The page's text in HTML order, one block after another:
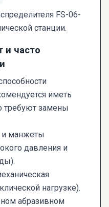
FS-06-
станции.
и часто
иметь
требуют замены
и манжеты
давления и
нагрузке).
абразивном